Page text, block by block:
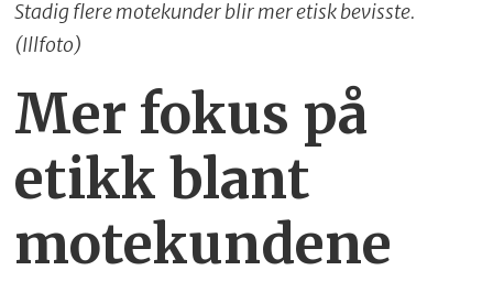
Stadig flere motekunder blir mer etisk bevisste.
(Illfoto)
Mer fokus på
etikk blant
motekundene